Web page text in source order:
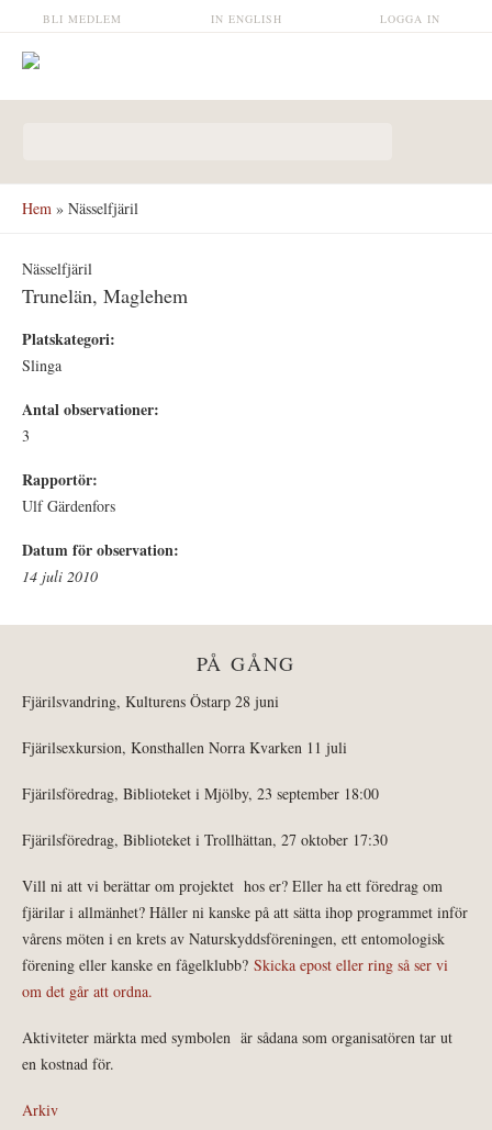
Hoppa till huvudinnehåll LOGGA IN
IN ENGLISH
BLI MEDLEM
Hem » Nässelfjäril
Nässelfjäril
Trunelän, Maglehem
Platskategori:
Slinga
Antal observationer:
3
Rapportör:
Ulf Gärdenfors
Datum för observation:
14 juli 2010
PÅ GÅNG
Fjärilsvandring, Kulturens Östarp 28 juni
Fjärilsexkursion, Konsthallen Norra Kvarken 11 juli
Fjärilsföredrag, Biblioteket i Mjölby, 23 september 18:00
Fjärilsföredrag, Biblioteket i Trollhättan, 27 oktober 17:30
Vill ni att vi berättar om projektet hos er? Eller ha ett föredrag om
fjärilar i allmänhet? Håller ni kanske på att sätta ihop programmet inför
vårens möten i en krets av Naturskyddsföreningen, ett entomologisk
förening eller kanske en fågelklubb? Skicka epost eller ring så ser vi
om det går att ordna.
Aktiviteter märkta med symbolen är sådana som organisatören tar ut
en kostnad för.
Arkiv